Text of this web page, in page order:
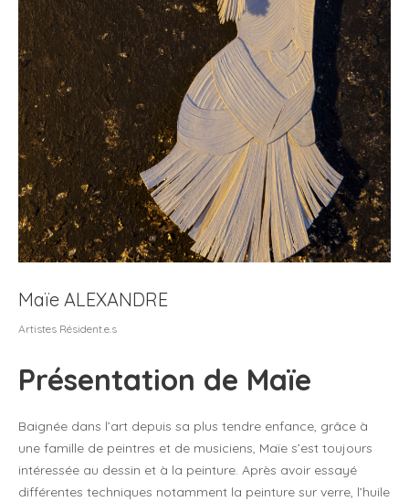
Maïe ALEXANDRE
Artistes Résident.e.s
Présentation de Maïe
Baignée dans l’art depuis sa plus tendre enfance, grâce à
une famille de peintres et de musiciens, Maïe s’est toujours
intéressée au dessin et à la peinture. Après avoir essayé
différentes techniques notamment la peinture sur verre, l’huile